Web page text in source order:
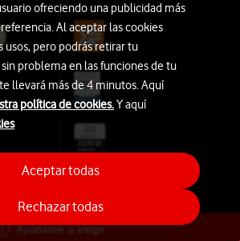
Ayúdame a elegir
ofreciendo una publicidad más
Al aceptar las cookies
usos, pero podrás retirar tu
problema en las funciones de tu
llevará más de 4 minutos. Aquí
política de cookies.Y aquí
Rechazar todas
Aceptar todas